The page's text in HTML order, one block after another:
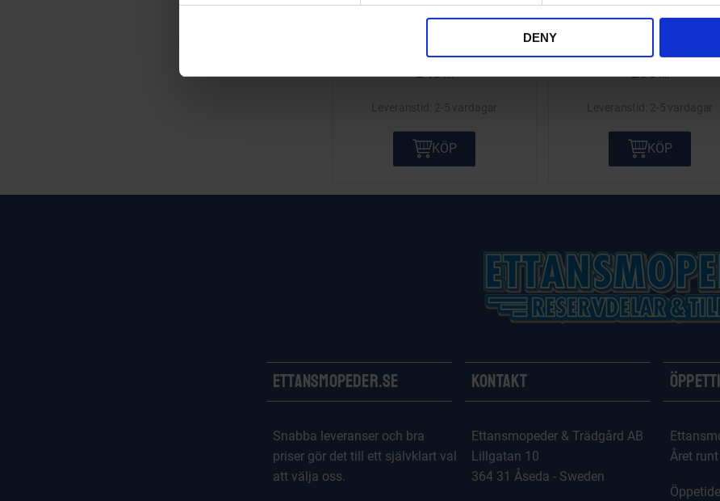
e
o
DENY
32757
249KR
2-5 vardagar
KÖP
Sadelklädsel Yamaha
svart för modeller 2008 och
295KR
2-5 vardagar
KÖP
Ettansmopeder.se
Snabba leveranser och bra
priser gör det till ett självklart val
att välja oss.
Kontakt
Ettansmopeder & Trädgård AB
Lillgatan 10
364 31 Åseda - Sweden
Året